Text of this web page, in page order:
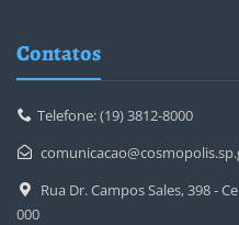
Contatos
Telefone: (19) 3812-8000
Rua Dr. Campos Sales, 398 -
000